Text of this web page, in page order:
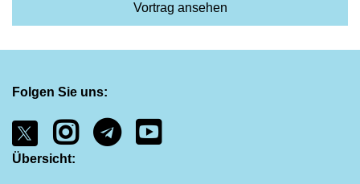
Vortrag ansehen
Folgen Sie uns:
Übersicht: